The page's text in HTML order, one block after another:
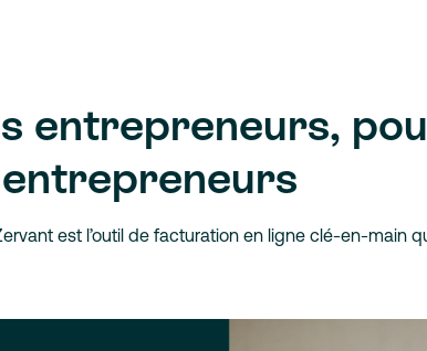
entrepreneurs,
entrepreneurs
est l’outil de facturation en ligne clé-en-main